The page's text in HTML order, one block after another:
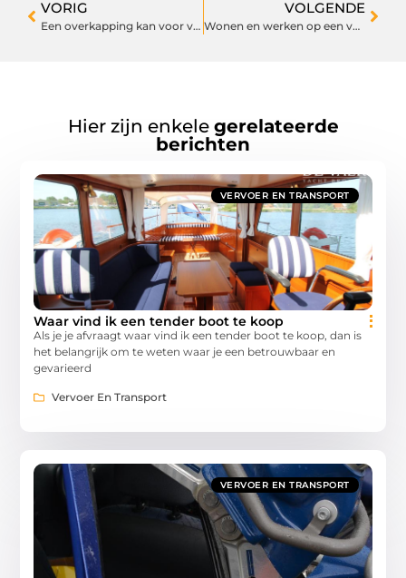
VORIG
Een overkapping kan voor veel zorgen bij je nieuwe huis
VOLGENDE
Wonen en werken op een veilige plek dankzij dit asbestbedrijf in Gelderland
Hier zijn enkele gerelateerde
berichten
VERVOER EN TRANSPORT
Waar vind ik een tender boot te koop
Als je je afvraagt waar vind ik een tender boot te koop, dan is
het belangrijk om te weten waar je een betrouwbaar en
gevarieerd
Vervoer En Transport
VERVOER EN TRANSPORT